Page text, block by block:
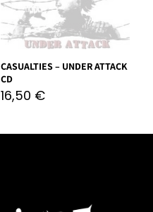
CASUALTIES – UNDER ATTACK
CD
16,50 €